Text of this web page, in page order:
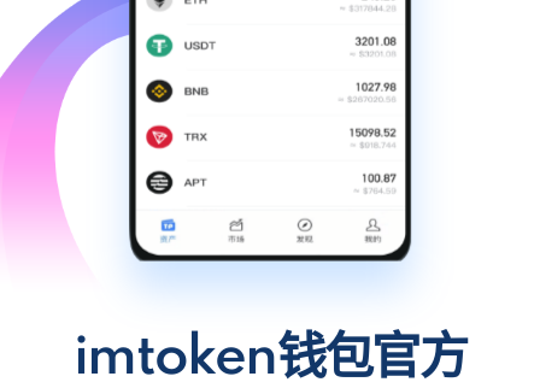
imtoken钱包官方